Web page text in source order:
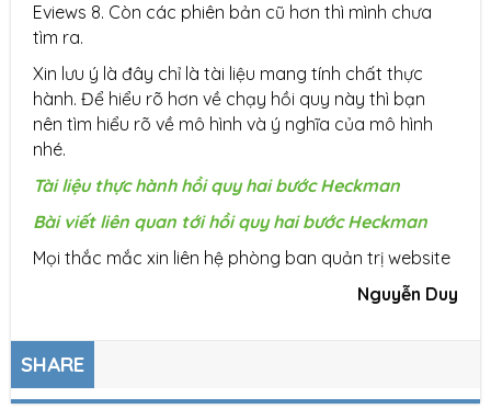
Eviews 8. Còn các phiên bản cũ hơn thì mình chưa
tìm ra.
Xin lưu ý là đây chỉ là tài liệu mang tính chất thực
hành. Để hiểu rõ hơn về chạy hồi quy này thì bạn
nên tìm hiểu rõ về mô hình và ý nghĩa của mô hình
nhé.
Tài liệu thực hành hồi quy hai bước Heckman
Bài viết liên quan tới hồi quy hai bước Heckman
Mọi thắc mắc xin liên hệ phòng ban quản trị website
Nguyễn Duy
SHARE